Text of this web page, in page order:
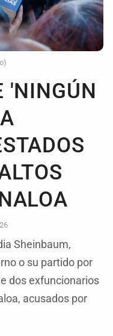
'NINGÚN
Sheinbaum,
o su partido por
dos exfuncionarios
acusados por